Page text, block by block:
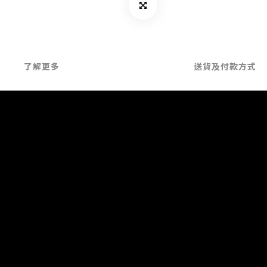
了解更多 送貨及付款方式